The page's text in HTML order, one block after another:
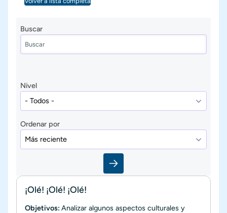
Buscar
Nivel
Ordenar por
¡Olé! ¡Olé! ¡Olé!
Objetivos: Analizar algunos aspectos culturales y